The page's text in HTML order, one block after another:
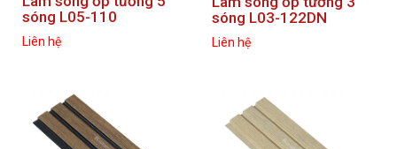
sóng L05-110
Liên hệ
sóng L03-122DN
Liên hệ